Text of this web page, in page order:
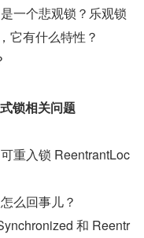
一个悲观锁？乐观锁
它有什么特性？
锁相关问题
重入锁 ReentrantLoc
么回事儿？
和 Reentr